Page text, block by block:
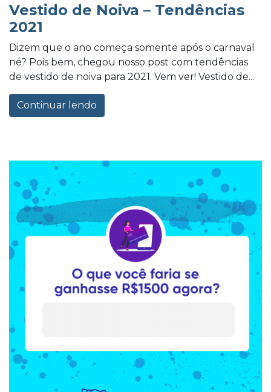
Vestido de Noiva – Tendências
2021
Dizem que o ano começa somente após o carnaval
né? Pois bem, chegou nosso post com tendências
de vestido de noiva para 2021. Vem ver! Vestido de...
Continuar lendo